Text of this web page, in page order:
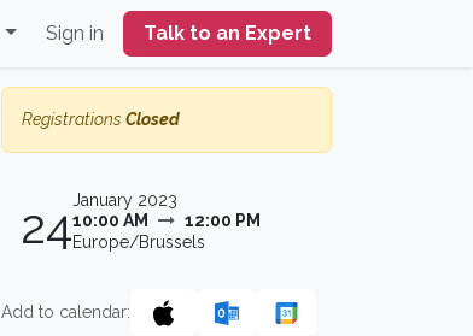
Sign in Talk to an Expert
Registrations Closed
24January 2023
10:00 AM
12:00 PM
Europe/Brussels
Add to calendar: